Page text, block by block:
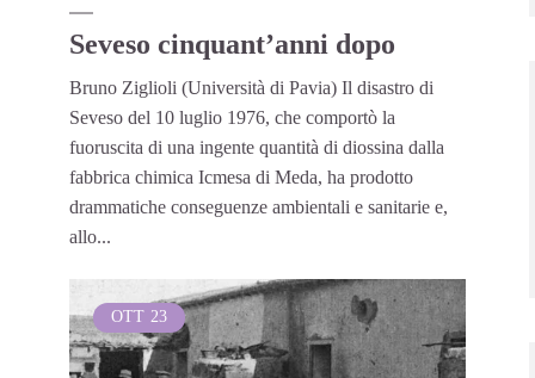
Seveso cinquant’anni dopo
Bruno Ziglioli (Università di Pavia) Il disastro di
Seveso del 10 luglio 1976, che comportò la
fuoruscita di una ingente quantità di diossina dalla
fabbrica chimica Icmesa di Meda, ha prodotto
drammatiche conseguenze ambientali e sanitarie e,
allo...
OTT 23